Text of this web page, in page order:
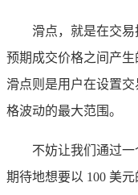
滑点，就是在交
预期成交价格之间产
滑点则是用户在设置
格波动的最大范围。
不妨让我们通过
期待地想要以 100 美